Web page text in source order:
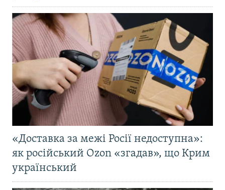
«Доставка за межі Росії недоступна»:
як російський Ozon «згадав», що Крим
український